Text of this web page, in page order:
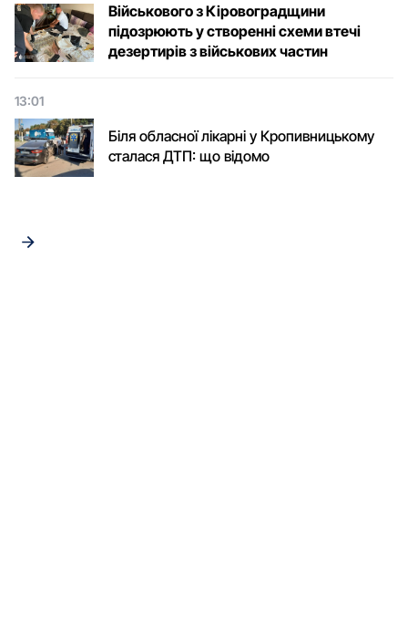
Військового з Кіровоградщини
підозрюють у створенні схеми втечі
дезертирів з військових частин
13:01
Біля обласної лікарні у Кропивницькому
сталася ДТП: що відомо